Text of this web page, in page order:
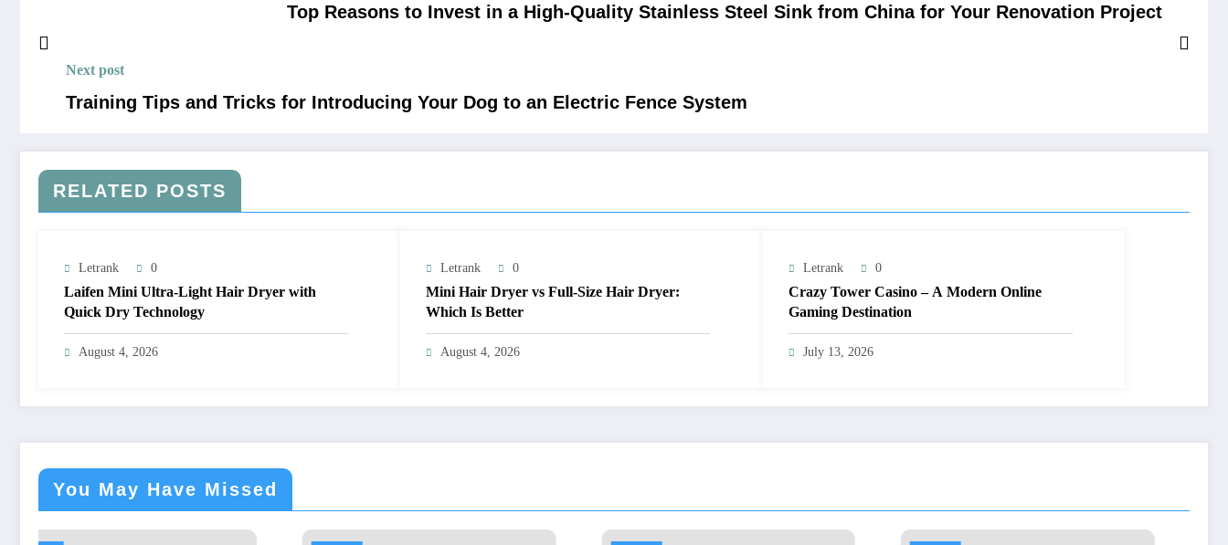
Top Reasons to Invest in a High-Quality Stainless Steel Sink from China for Your Renovation Project
Next post
Training Tips and Tricks for Introducing Your Dog to an Electric Fence System
RELATED POSTS
Letrank 0
Laifen Mini Ultra-Light Hair Dryer with
Quick Dry Technology
August 4, 2026
Letrank 0
Mini Hair Dryer vs Full-Size Hair Dryer:
Which Is Better
August 4, 2026
Letrank 0
Crazy Tower Casino – A Modern Online
Gaming Destination
July 13, 2026
You May Have Missed